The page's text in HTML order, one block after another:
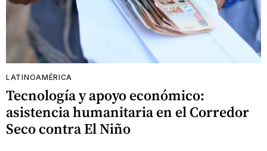
LATINOAMÉRICA
Tecnología y apoyo económico:
asistencia humanitaria en el Corredor
Seco contra El Niño